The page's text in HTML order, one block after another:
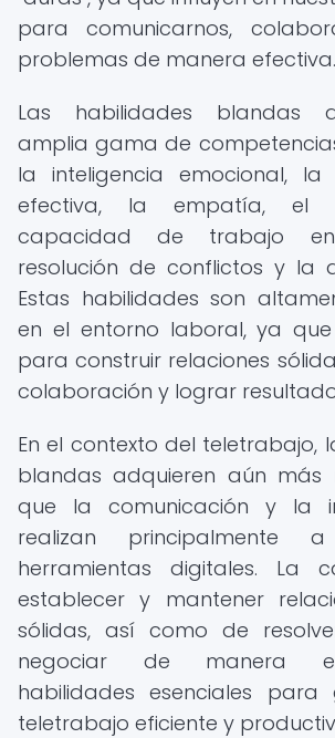
para comunicarnos,
problemas de manera efectiva.
Las habilidades blandas
amplia gama de
la inteligencia emocional, la
efectiva, la empatía, el
capacidad de trabajo
resolución de conflictos y la
Estas habilidades son
en el entorno laboral, ya
para construir relaciones
colaboración y lograr
En el contexto del teletrabajo,
blandas adquieren aún más
que la comunicación y la
realizan principalmente
herramientas digitales. La
establecer y mantener
sólidas, así como de
negociar de manera
habilidades esenciales para
teletrabajo eficiente y